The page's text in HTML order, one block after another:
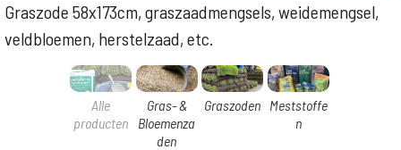
Graszode 58x173cm, graszaadmengsels, weidemengsel,
veldbloemen, herstelzaad, etc.
Alle
producten
Gras- &
Bloemenza
den
Graszoden Meststoffe
n